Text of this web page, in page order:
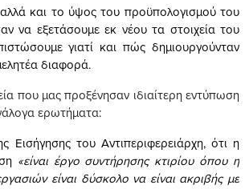
και το ύψος του προϋπολογισμού του
να εξετάσουμε εκ νέου τα στοιχεία του
γιατί και πώς δημιουργούνταν
διαφορά.
που μας προξένησαν ιδιαίτερη εντύπωση
ερωτήματα:
Εισήγησης του Αντιπεριφερειάρχη, ότι η
«είναι έργο συντήρησης κτιρίου όπου η
είναι δύσκολο να είναι ακριβής µε